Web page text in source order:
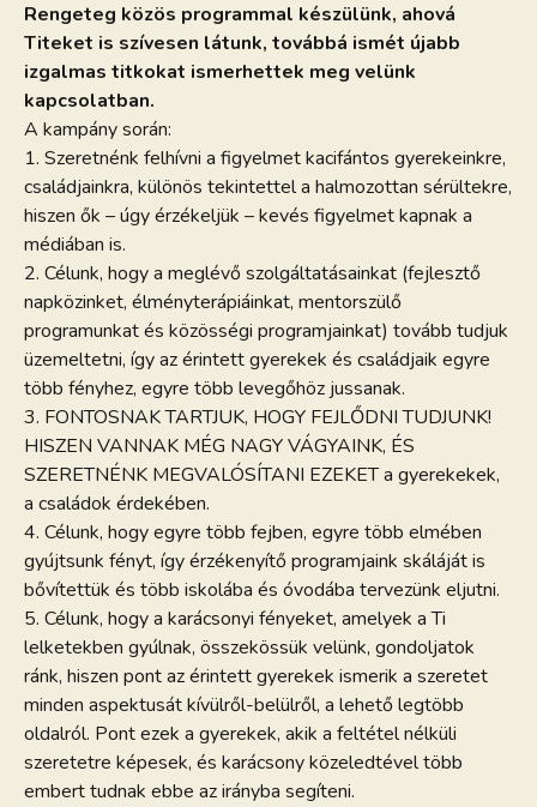
Rengeteg közös programmal készülünk, ahová
Titeket is szívesen látunk, továbbá ismét újabb
izgalmas titkokat ismerhettek meg velünk
kapcsolatban.
A kampány során:
1. Szeretnénk felhívni a figyelmet kacifántos gyerekeinkre,
családjainkra, különös tekintettel a halmozottan sérültekre,
hiszen ők – úgy érzékeljük – kevés figyelmet kapnak a
médiában is.
2. Célunk, hogy a meglévő szolgáltatásainkat (fejlesztő
napközinket, élményterápiáinkat, mentorszülő
programunkat és közösségi programjainkat) tovább tudjuk
üzemeltetni, így az érintett gyerekek és családjaik egyre
több fényhez, egyre több levegőhöz jussanak.
3. FONTOSNAK TARTJUK, HOGY FEJLŐDNI TUDJUNK!
HISZEN VANNAK MÉG NAGY VÁGYAINK, ÉS
SZERETNÉNK MEGVALÓSÍTANI EZEKET a gyerekekek,
a családok érdekében.
4. Célunk, hogy egyre több fejben, egyre több elmében
gyújtsunk fényt, így érzékenyítő programjaink skáláját is
bővítettük és több iskolába és óvodába tervezünk eljutni.
5. Célunk, hogy a karácsonyi fényeket, amelyek a Ti
lelketekben gyúlnak, összekössük velünk, gondoljatok
ránk, hiszen pont az érintett gyerekek ismerik a szeretet
minden aspektusát kívülről-belülről, a lehető legtöbb
oldalról. Pont ezek a gyerekek, akik a feltétel nélküli
szeretetre képesek, és karácsony közeledtével több
embert tudnak ebbe az irányba segíteni.